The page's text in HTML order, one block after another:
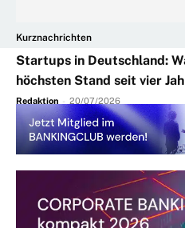
Kurznachrichten
Startups in Deutschland:
höchsten Stand seit vier
Redaktion - 20/07/2026